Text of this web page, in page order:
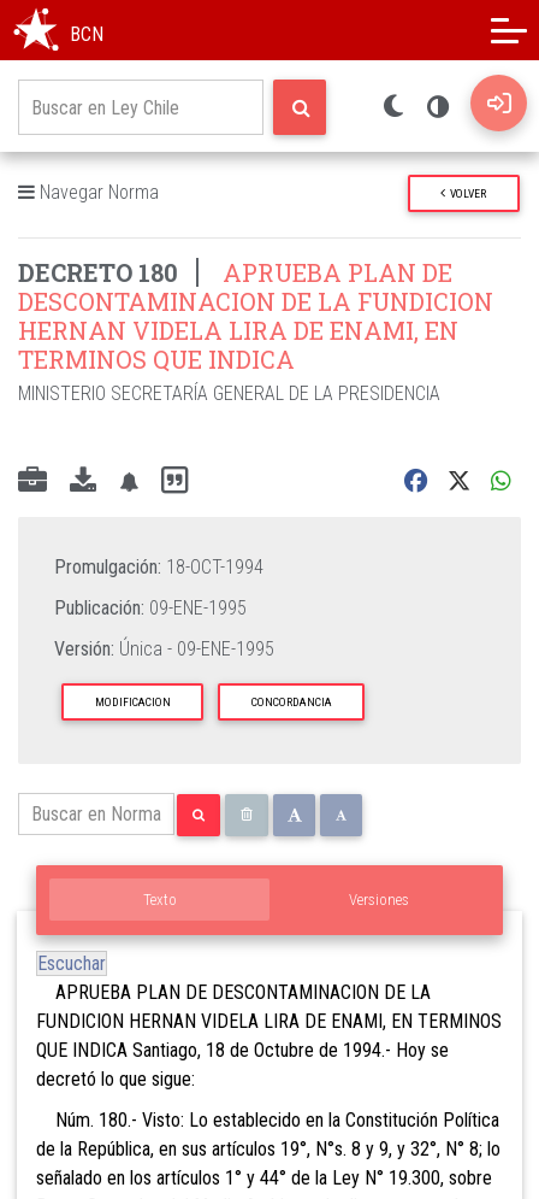
BCN
Navegar Norma VOLVER
DECRETO 180
APRUEBA PLAN DE
DESCONTAMINACION DE LA FUNDICION
HERNAN VIDELA LIRA DE ENAMI, EN
TERMINOS QUE INDICA
MINISTERIO SECRETARÍA GENERAL DE LA PRESIDENCIA
Promulgación: 18-OCT-1994
Publicación: 09-ENE-1995
Versión: Única - 09-ENE-1995
MODIFICACION CONCORDANCIA
Texto Versiones
Escuchar
APRUEBA PLAN DE DESCONTAMINACION DE LA
FUNDICION HERNAN VIDELA LIRA DE ENAMI, EN TERMINOS
QUE INDICA Santiago, 18 de Octubre de 1994.- Hoy se
decretó lo que sigue:
Núm. 180.- Visto: Lo establecido en la Constitución Política
de la República, en sus artículos 19°, N°s. 8 y 9, y 32°, N° 8; lo
señalado en los artículos 1° y 44° de la Ley N° 19.300, sobre